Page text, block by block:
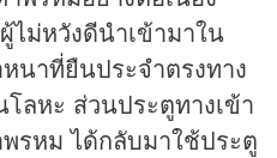
ไม่หวังดีนำเข้ามาใน
นาที่ยืนประจำตรงทาง
ลหะ ส่วนประตูทางเข้า
รหม ได้กลับมาใช้ประตู